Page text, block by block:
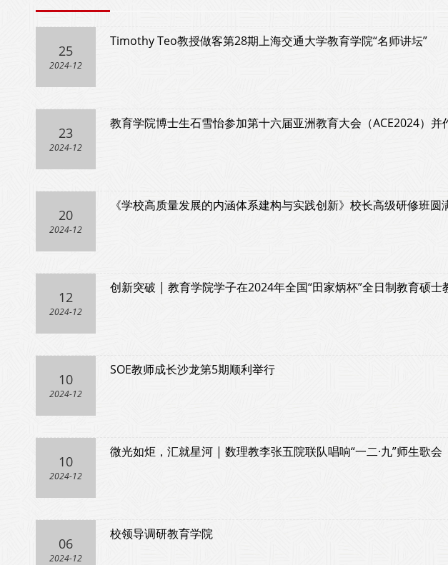
25
2024-12
Timothy Teo教授做客第28期上海交通大学教育学院“名师讲坛”
23
2024-12
教育学院博士生石雪怡参加第十六届亚洲教育大会（ACE2024）并
20
2024-12
《学校高质量发展的内涵体系建构与实践创新》校长高级研修班圆
12
2024-12
创新突破 | 教育学院学子在2024年全国“田家炳杯”全日制教育硕
10
2024-12
SOE教师成长沙龙第5期顺利举行
10
2024-12
微光如炬，汇就星河 | 数理教李张五院联队唱响“一二·九”师生歌会
06
2024-12
校领导调研教育学院